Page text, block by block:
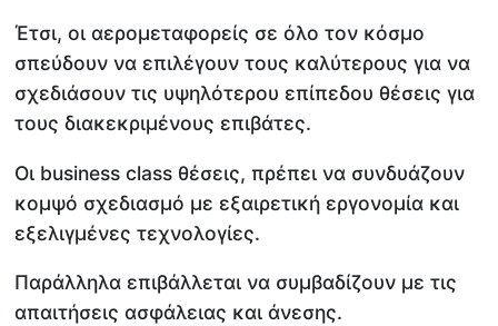
Έτσι, οι αερομεταφορείς σε όλο τον κόσμο
σπεύδουν να επιλέγουν τους καλύτερους για να
σχεδιάσουν τις υψηλότερου επίπεδου θέσεις για
τους διακεκριμένους επιβάτες.
Οι business class θέσεις, πρέπει να συνδυάζουν
κομψό σχεδιασμό με εξαιρετική εργονομία και
εξελιγμένες τεχνολογίες.
Παράλληλα επιβάλλεται να συμβαδίζουν με τις
απαιτήσεις ασφάλειας και άνεσης.